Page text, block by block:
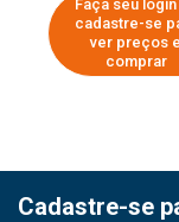
Faça seu login
cadastre-se
ver preços e
comprar
Cadastre-se